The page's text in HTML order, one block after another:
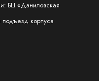
БЦ «Даниловская
корпуса